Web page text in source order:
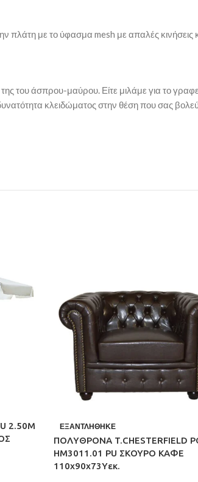
πλάτη με το ύφασμα mesh με απαλές κινήσεις
του άσπρου-μαύρου. Είτε μιλάμε για το
κλειδώματος στην θέση που σας
2.50Μ
ΕΞΑΝΤΛΉΘΗΚΕ
ΠΟΛΥΘΡΟΝΑ T.CHESTERFIELD
HM3011.01 PU ΣΚΟΥΡΟ ΚΑΦΕ
110x90x73Yεκ.